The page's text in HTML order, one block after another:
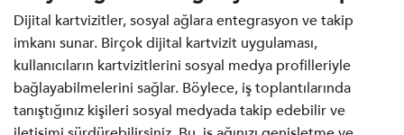
Dijital kartvizitler, sosyal ağlara entegrasyon ve takip
imkanı sunar. Birçok dijital kartvizit uygulaması,
kullanıcıların kartvizitlerini sosyal medya profilleriyle
bağlayabilmelerini sağlar. Böylece, iş toplantılarında
tanıştığınız kişileri sosyal medyada takip edebilir ve